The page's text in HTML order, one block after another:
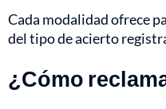
Cada modalidad ofrece
del tipo de acierto
¿Cómo